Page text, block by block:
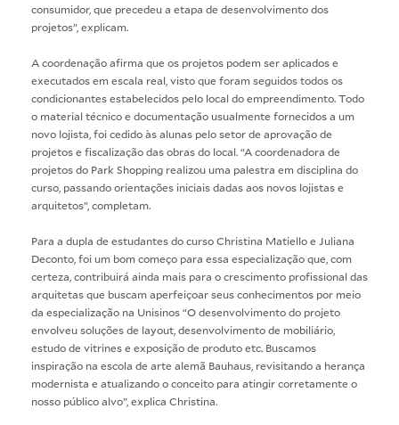
consumidor, que precedeu a etapa de desenvolvimento dos
projetos”, explicam.
A coordenação afirma que os projetos podem ser aplicados e
executados em escala real, visto que foram seguidos todos os
condicionantes estabelecidos pelo local do empreendimento. Todo
o material técnico e documentação usualmente fornecidos a um
novo lojista, foi cedido às alunas pelo setor de aprovação de
projetos e fiscalização das obras do local. “A coordenadora de
projetos do Park Shopping realizou uma palestra em disciplina do
curso, passando orientações iniciais dadas aos novos lojistas e
arquitetos”, completam.
Para a dupla de estudantes do curso Christina Matiello e Juliana
Deconto, foi um bom começo para essa especialização que, com
certeza, contribuirá ainda mais para o crescimento profissional das
arquitetas que buscam aperfeiçoar seus conhecimentos por meio
da especialização na Unisinos “O desenvolvimento do projeto
envolveu soluções de layout, desenvolvimento de mobiliário,
estudo de vitrines e exposição de produto etc. Buscamos
inspiração na escola de arte alemã Bauhaus, revisitando a herança
modernista e atualizando o conceito para atingir corretamente o
nosso público alvo”, explica Christina.